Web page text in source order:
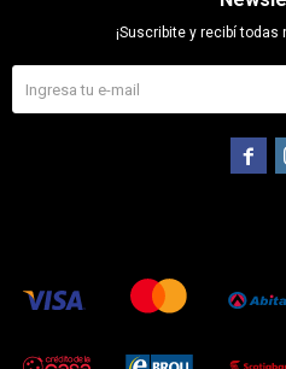
¡Suscribite y recibí
